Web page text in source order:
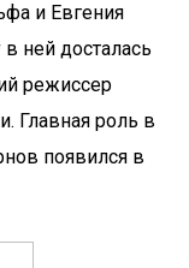
и Евгения
ней досталась
режиссер
Главная роль в
появился в